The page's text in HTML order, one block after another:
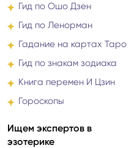
Гид по Ошо Дзен
Гид по Ленорман
Гадание на картах Таро
Гид по знакам зодиака
Книга перемен И Цзин
Гороскопы
Ищем экспертов в
эзотерике